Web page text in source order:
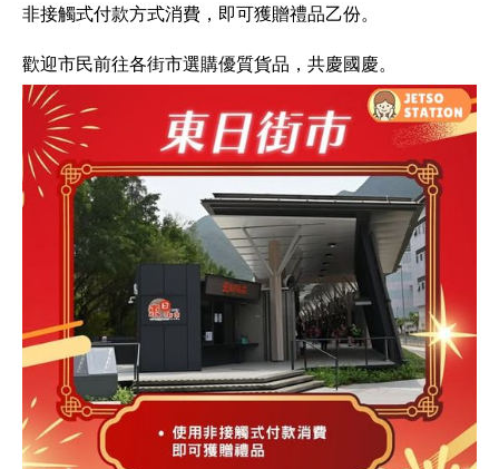
非接觸式付款方式消費，即可獲贈禮品乙份。
歡迎市民前往各街市選購優質貨品，共慶國慶。